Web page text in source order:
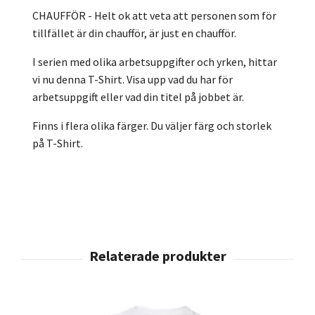
CHAUFFÖR - Helt ok att veta att personen som för
tillfället är din chaufför, är just en chaufför.
I serien med olika arbetsuppgifter och yrken, hittar
vi nu denna T-Shirt. Visa upp vad du har för
arbetsuppgift eller vad din titel på jobbet är.
Finns i flera olika färger. Du väljer färg och storlek
på T-Shirt.